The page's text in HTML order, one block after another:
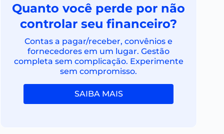
Quanto você perde por não
controlar seu financeiro?
Contas a pagar/receber, convênios e
fornecedores em um lugar. Gestão
completa sem complicação. Experimente
sem compromisso.
SAIBA MAIS